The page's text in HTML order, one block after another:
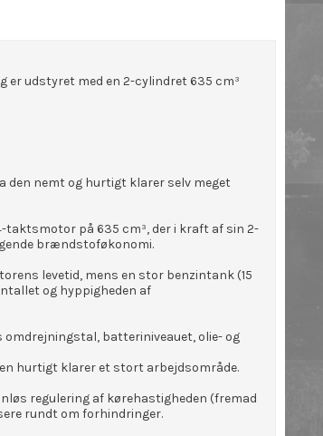
udstyret med en 2-cylindret 635 cm³
den nemt og hurtigt klarer selv meget
taktsmotor på 635 cm³, der i kraft af sin 2-
brændstoføkonomi.
levetid, mens en stor benzintank (15
og hyppigheden af
batteriniveauet, olie- og
hurtigt klarer et stort arbejdsområde.
regulering af kørehastigheden (fremad
rundt om forhindringer.